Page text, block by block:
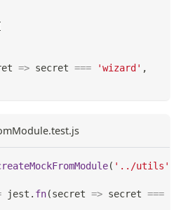
=> secret === 'wizard' ,
( '../utils'
jest . fn(secret => secret ===